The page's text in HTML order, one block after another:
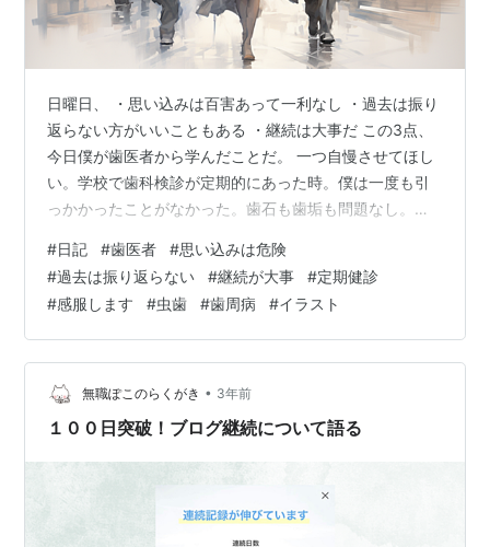
日曜日、 ・思い込みは百害あって一利なし ・過去は振り
返らない方がいいこともある ・継続は大事だ この3点、
今日僕が歯医者から学んだことだ。 一つ自慢させてほし
い。学校で歯科検診が定期的にあった時。僕は一度も引
っかかったことがなかった。歯石も歯垢も問題なし。パ
は、歯が痛くなったら行くところ、という位置づけであ
った。 しかし大学生2年生の時。 右奥歯に激痛が走っ
た。 確実に虫歯だ。鏡で見ても、自分で分かるくらいに
黒ずんでいる。 原因は分かっていた。コンビニのアルバ
イト終わり、深夜2時または早朝6時。 廃棄処分されるか
ら持って帰っていいよと、いつも…
#日記 #歯医者 #思い込みは危険
#過去は振り返らない #継続が大事 #定期健診
#感服します #虫歯 #歯周病 #イラスト
無職ぽこのらくがき • 3年前
１００日突破！ブログ継続について語る